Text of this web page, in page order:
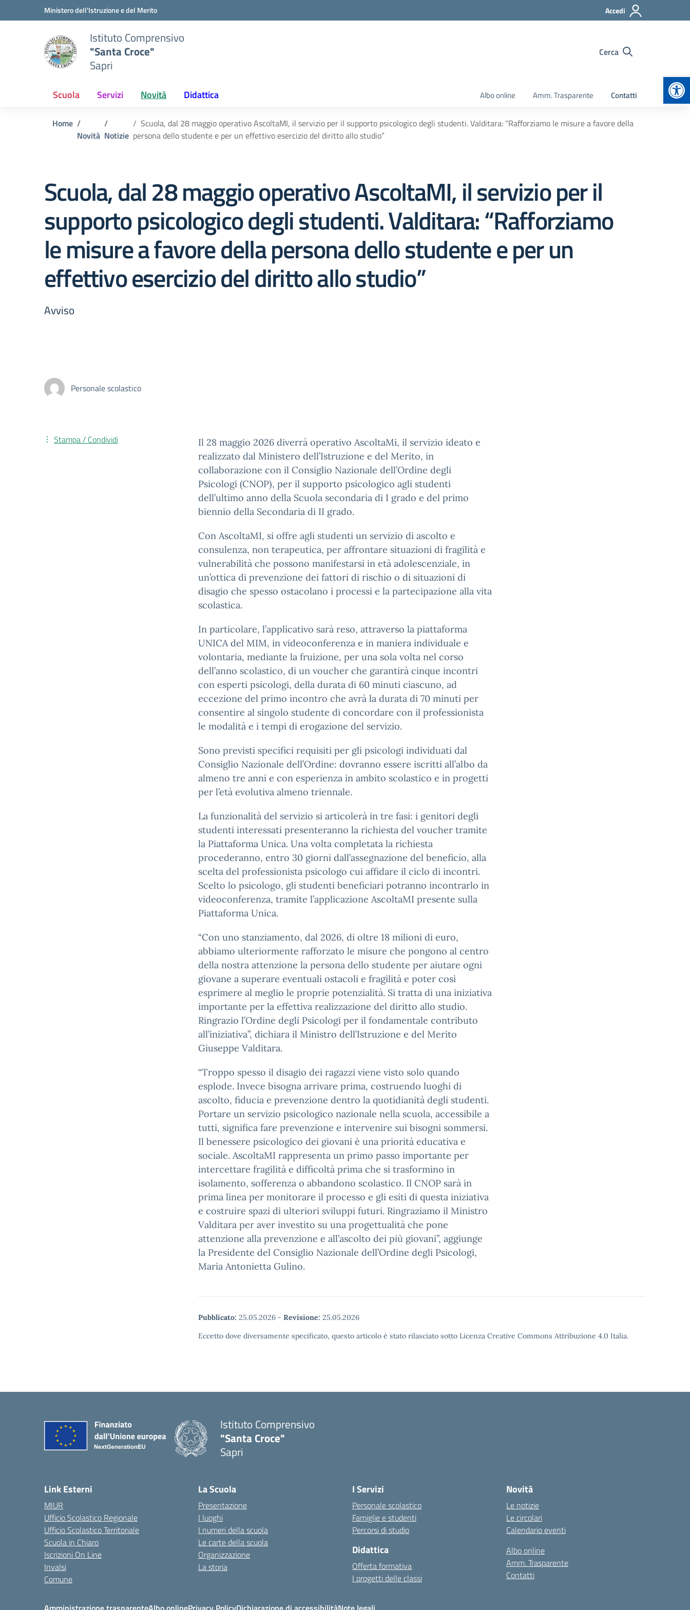
Vai ai contenuti
Vai al menu di navigazioneMinistero dell'Istruzione e del Merito Accedi
Istituto Comprensivo
"Santa Croce"
Sapri
Cerca
Scuola Servizi Novità Didattica Albo online Amm. Trasparente Contatti
Home
Novità Notizie
Scuola, dal 28 maggio operativo AscoltaMI, il servizio per il supporto psicologico degli studenti. Valditara: “Rafforziamo le misure a favore della
persona dello studente e per un effettivo esercizio del diritto allo studio”
Scuola, dal 28 maggio operativo AscoltaMI, il servizio per il
supporto psicologico degli studenti. Valditara: “Rafforziamo
le misure a favore della persona dello studente e per un
effettivo esercizio del diritto allo studio”
Avviso
Personale scolastico
Il 28 maggio 2026 diverrà operativo AscoltaMi, il servizio ideato e
realizzato dal Ministero dell’Istruzione e del Merito, in
collaborazione con il Consiglio Nazionale dell’Ordine degli
Psicologi (CNOP), per il supporto psicologico agli studenti
dell’ultimo anno della Scuola secondaria di I grado e del primo
biennio della Secondaria di II grado.
Con AscoltaMI, si offre agli studenti un servizio di ascolto e
consulenza, non terapeutica, per affrontare situazioni di fragilità e
vulnerabilità che possono manifestarsi in età adolescenziale, in
un’ottica di prevenzione dei fattori di rischio o di situazioni di
disagio che spesso ostacolano i processi e la partecipazione alla vita
scolastica.
In particolare, l’applicativo sarà reso, attraverso la piattaforma
UNICA del MIM, in videoconferenza e in maniera individuale e
volontaria, mediante la fruizione, per una sola volta nel corso
dell’anno scolastico, di un voucher che garantirà cinque incontri
con esperti psicologi, della durata di 60 minuti ciascuno, ad
eccezione del primo incontro che avrà la durata di 70 minuti per
consentire al singolo studente di concordare con il professionista
le modalità e i tempi di erogazione del servizio.
Sono previsti specifici requisiti per gli psicologi individuati dal
Consiglio Nazionale dell’Ordine: dovranno essere iscritti all’albo da
almeno tre anni e con esperienza in ambito scolastico e in progetti
per l’età evolutiva almeno triennale.
La funzionalità del servizio si articolerà in tre fasi: i genitori degli
studenti interessati presenteranno la richiesta del voucher tramite
la Piattaforma Unica. Una volta completata la richiesta
procederanno, entro 30 giorni dall’assegnazione del beneficio, alla
scelta del professionista psicologo cui affidare il ciclo di incontri.
Scelto lo psicologo, gli studenti beneficiari potranno incontrarlo in
videoconferenza, tramite l’applicazione AscoltaMI presente sulla
Piattaforma Unica.
“Con uno stanziamento, dal 2026, di oltre 18 milioni di euro,
abbiamo ulteriormente rafforzato le misure che pongono al centro
della nostra attenzione la persona dello studente per aiutare ogni
giovane a superare eventuali ostacoli e fragilità e poter così
esprimere al meglio le proprie potenzialità. Si tratta di una iniziativa
importante per la effettiva realizzazione del diritto allo studio.
Ringrazio l’Ordine degli Psicologi per il fondamentale contributo
all’iniziativa”, dichiara il Ministro dell’Istruzione e del Merito
Giuseppe Valditara.
“Troppo spesso il disagio dei ragazzi viene visto solo quando
esplode. Invece bisogna arrivare prima, costruendo luoghi di
ascolto, fiducia e prevenzione dentro la quotidianità degli studenti.
Portare un servizio psicologico nazionale nella scuola, accessibile a
tutti, significa fare prevenzione e intervenire sui bisogni sommersi.
Il benessere psicologico dei giovani è una priorità educativa e
sociale. AscoltaMI rappresenta un primo passo importante per
intercettare fragilità e difficoltà prima che si trasformino in
isolamento, sofferenza o abbandono scolastico. Il CNOP sarà in
prima linea per monitorare il processo e gli esiti di questa iniziativa
e costruire spazi di ulteriori sviluppi futuri. Ringraziamo il Ministro
Valditara per aver investito su una progettualità che pone
attenzione alla prevenzione e all’ascolto dei più giovani”, aggiunge
la Presidente del Consiglio Nazionale dell’Ordine degli Psicologi,
Maria Antonietta Gulino.
Pubblicato: 25.05.2026 - Revisione: 25.05.2026
Eccetto dove diversamente specificato, questo articolo è stato rilasciato sotto Licenza Creative Commons Attribuzione 4.0 Italia.
Stampa / Condividi
Istituto Comprensivo
"Santa Croce"
Sapri
Link Esterni
MIUR
Ufficio Scolastico Regionale
Ufficio Scolastico Territoriale
Scuola in Chiaro
Iscrizioni On Line
Invalsi
Comune
La Scuola
Presentazione
I luoghi
I numeri della scuola
Le carte della scuola
Organizzazione
La storia
I Servizi
Personale scolastico
Famiglie e studenti
Percorsi di studio
Didattica
Offerta formativa
I progetti delle classi
Novità
Le notizie
Le circolari
Calendario eventi
Albo online
Amm. Trasparente
Contatti